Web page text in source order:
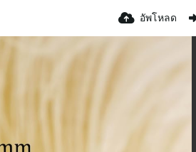
อัพโหลด